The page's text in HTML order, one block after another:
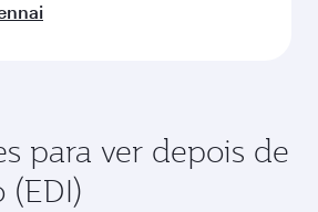
para ver depois de